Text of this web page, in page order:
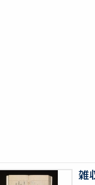
雑